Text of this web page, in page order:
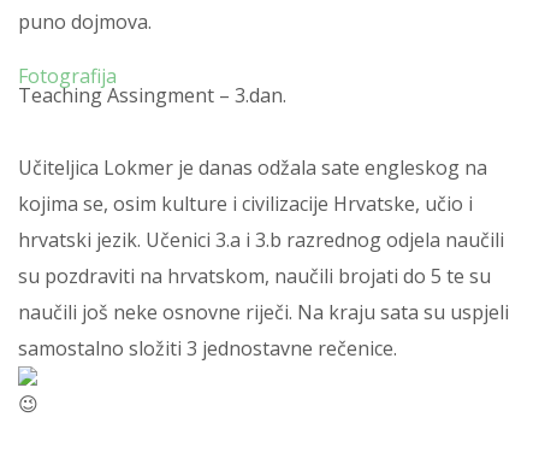
puno dojmova.
Fotografija
Teaching Assingment – 3.dan.
Učiteljica Lokmer je danas odžala sate engleskog na
kojima se, osim kulture i civilizacije Hrvatske, učio i
hrvatski jezik. Učenici 3.a i 3.b razrednog odjela naučili
su pozdraviti na hrvatskom, naučili brojati do 5 te su
naučili još neke osnovne riječi. Na kraju sata su uspjeli
samostalno složiti 3 jednostavne rečenice.